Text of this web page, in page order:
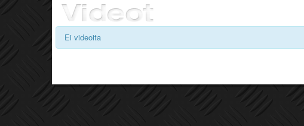
Ei videoita